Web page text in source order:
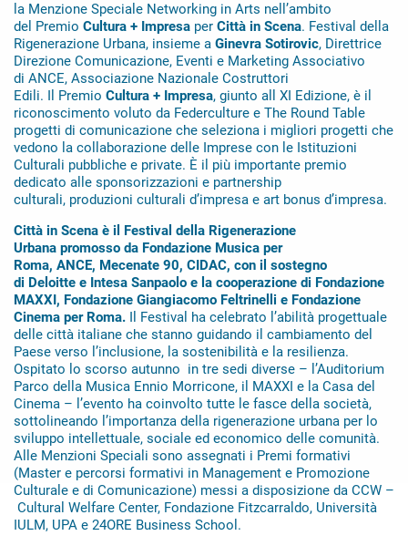
la Menzione Speciale Networking in Arts nell’ambito
del Premio Cultura + Impresa per Città in Scena. Festival della
Rigenerazione Urbana, insieme a Ginevra Sotirovic, Direttrice
Direzione Comunicazione, Eventi e Marketing Associativo
di ANCE, Associazione Nazionale Costruttori
Edili. Il Premio Cultura + Impresa, giunto all XI Edizione, è il
riconoscimento voluto da Federculture e The Round Table
progetti di comunicazione che seleziona i migliori progetti che
vedono la collaborazione delle Imprese con le Istituzioni
Culturali pubbliche e private. È il più importante premio
dedicato alle sponsorizzazioni e partnership
culturali, produzioni culturali d’impresa e art bonus d’impresa.
Città in Scena è il Festival della Rigenerazione
Urbana promosso da Fondazione Musica per
Roma, ANCE, Mecenate 90, CIDAC, con il sostegno
di Deloitte e Intesa Sanpaolo e la cooperazione di Fondazione
MAXXI, Fondazione Giangiacomo Feltrinelli e Fondazione
Cinema per Roma. Il Festival ha celebrato l’abilità progettuale
delle città italiane che stanno guidando il cambiamento del
Paese verso l’inclusione, la sostenibilità e la resilienza.
Ospitato lo scorso autunno in tre sedi diverse – l’Auditorium
Parco della Musica Ennio Morricone, il MAXXI e la Casa del
Cinema – l’evento ha coinvolto tutte le fasce della società,
sottolineando l’importanza della rigenerazione urbana per lo
sviluppo intellettuale, sociale ed economico delle comunità.
Alle Menzioni Speciali sono assegnati i Premi formativi
(Master e percorsi formativi in Management e Promozione
Culturale e di Comunicazione) messi a disposizione da CCW –
Cultural Welfare Center, Fondazione Fitzcarraldo, Università
IULM, UPA e 24ORE Business School.